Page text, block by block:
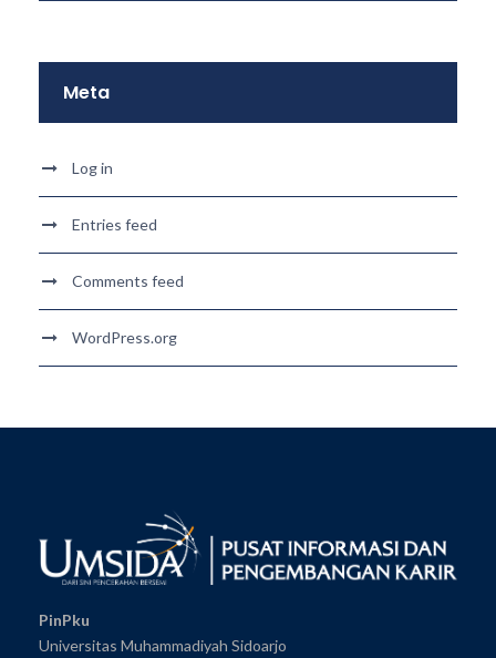
Meta
Log in
Entries feed
Comments feed
WordPress.org
PinPku
Universitas Muhammadiyah Sidoarjo